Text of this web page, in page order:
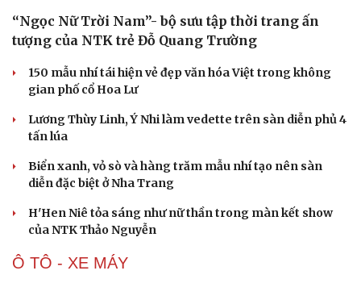
eSports World Cup 2026 tại Paris
of Legends tại ENC 2026
DJ Snake cùng dàn sao đình đám sẽ mở màn eSports
World Cup 2026 tại Paris